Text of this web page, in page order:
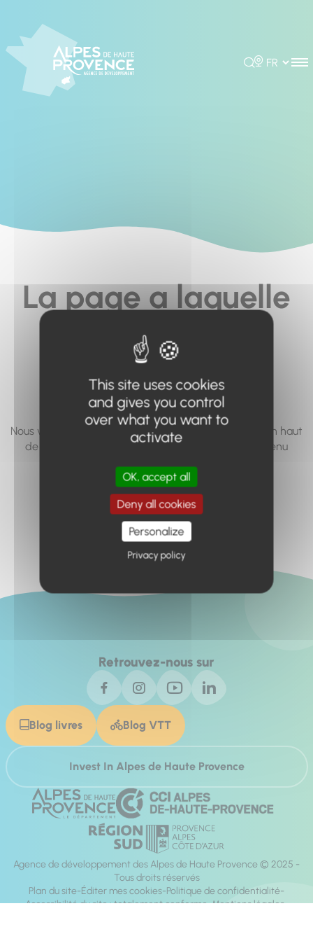
Rechercher
Choisir la
La page a laquelle
vous cherchez à
accéder n'existe
pas... ou plus.
Nous vous invitons à utiliser le moteur de recherche en haut
de page, ou à utiliser le menu pour trouver le contenu
Retour à l'accueil
Retrouvez-nous sur
Blog livres Blog VTT
Invest In Alpes de Haute Provence
Agence de développement des Alpes de Haute Provence © 2025 -
Tous droits réservés
Plan du site Éditer mes cookies Politique de confidentialité
Accessibilité du site : totalement conforme Mentions légales
This site uses cookies
and gives you control
over what you want to
activate
OK, accept all
Deny all cookies
Personalize
Privacy policy